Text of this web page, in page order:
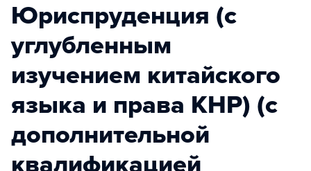
Юриспруденция (с
углубленным
изучением китайского
языка и права КНР) (с
дополнительной
квалификацией